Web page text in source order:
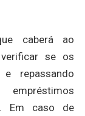
caberá ao
se os
repassando
Em caso de